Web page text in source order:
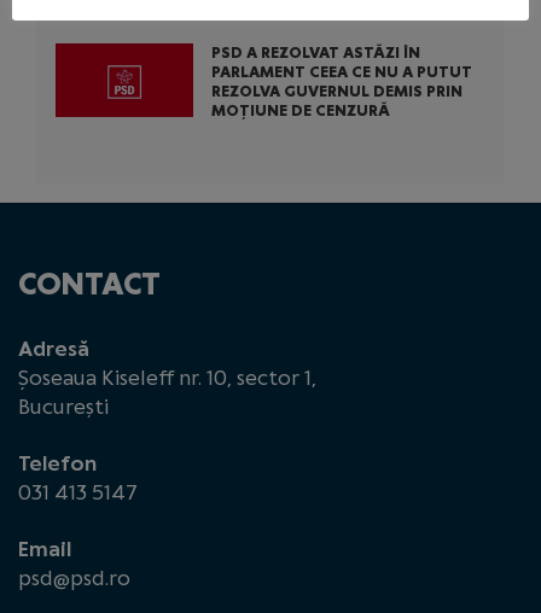
PSD A REZOLVAT ASTĂZI ÎN
PARLAMENT CEEA CE NU A PUTUT
REZOLVA GUVERNUL DEMIS PRIN
MOȚIUNE DE CENZURĂ
CONTACT
Adresă
Șoseaua Kiseleff nr. 10, sector 1,
București
Telefon
031 413 5147
Email
psd@psd.ro